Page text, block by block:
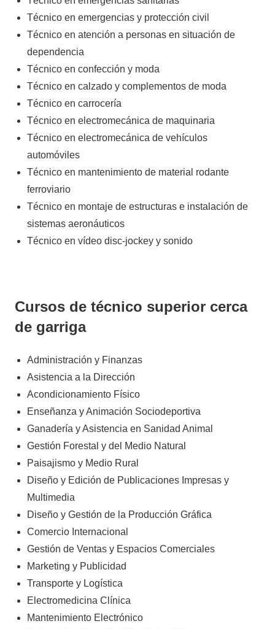
Técnico en emergencias y protección civil
Técnico en atención a personas en situación de
dependencia
Técnico en confección y moda
Técnico en calzado y complementos de moda
Técnico en carrocería
Técnico en electromecánica de maquinaria
Técnico en electromecánica de vehículos
automóviles
Técnico en mantenimiento de material rodante
ferroviario
Técnico en montaje de estructuras e instalación de
sistemas aeronáuticos
Técnico en vídeo disc-jockey y sonido
Cursos de técnico superior cerca
de garriga
Administración y Finanzas
Asistencia a la Dirección
Acondicionamiento Físico
Enseñanza y Animación Sociodeportiva
Ganadería y Asistencia en Sanidad Animal
Gestión Forestal y del Medio Natural
Paisajismo y Medio Rural
Diseño y Edición de Publicaciones Impresas y
Multimedia
Diseño y Gestión de la Producción Gráfica
Comercio Internacional
Gestión de Ventas y Espacios Comerciales
Marketing y Publicidad
Transporte y Logística
Electromedicina Clínica
Mantenimiento Electrónico